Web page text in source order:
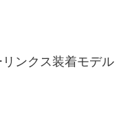
ンクス装着モデル